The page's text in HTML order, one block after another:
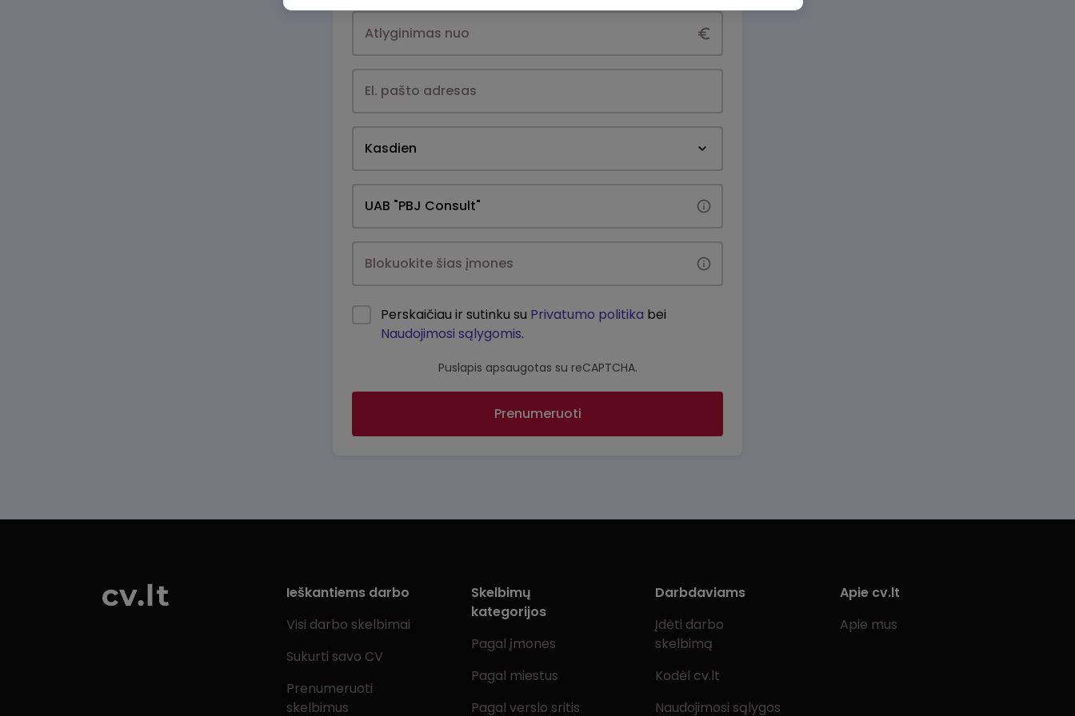
Kasdien
Perskaičiau ir sutinku su Privatumo politika bei
Naudojimosi sąlygomis.
Puslapis apsaugotas su reCAPTCHA.
Prenumeruoti
Ieškantiems darbo
Visi darbo skelbimai
Sukurti savo CV
Prenumeruoti
skelbimus
Skelbimų
kategorijos
Pagal įmones
Pagal miestus
Pagal verslo sritis
Darbdaviams
Įdėti darbo
skelbimą
Kodėl cv.lt
Naudojimosi sąlygos
Apie cv.lt
Apie mus